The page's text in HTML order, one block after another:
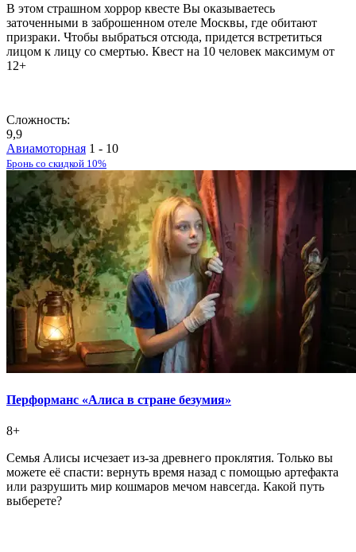
В этом страшном хоррор квесте Вы оказываетесь
заточенными в заброшенном отеле Москвы, где обитают
призраки. Чтобы выбраться отсюда, придется встретиться
лицом к лицу со смертью. Квест на 10 человек максимум от
12+
Сложность:
9,9
Авиамоторная 1 - 10
Бронь со скидкой 10%
Перформанс «Алиса в стране безумия»
8+
Семья Алисы исчезает из-за древнего проклятия. Только вы
можете её спасти: вернуть время назад с помощью артефакта
или разрушить мир кошмаров мечом навсегда. Какой путь
выберете?